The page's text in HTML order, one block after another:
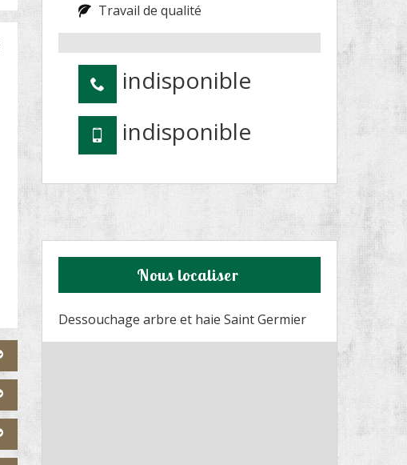
Travail de qualité
indisponible
indisponible
Nous localiser
Dessouchage arbre et haie Saint Germier